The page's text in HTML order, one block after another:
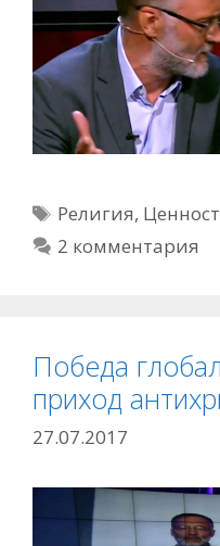
Метки
Религия,
2 комментария
Победа
приход
27.07.2017